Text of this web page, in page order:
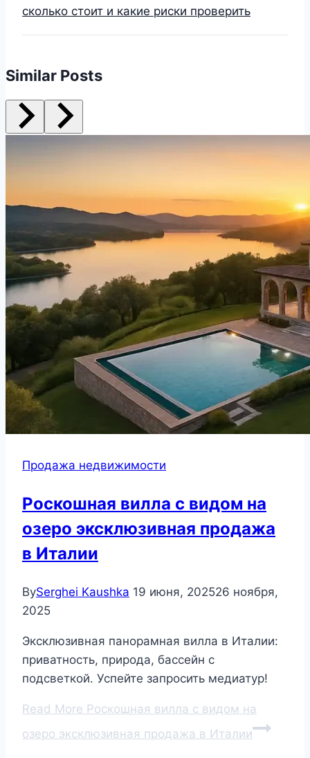
сколько стоит и какие риски проверить
Similar Posts
Продажа недвижимости
Роскошная вилла с видом на
озеро эксклюзивная продажа
в Италии
BySerghei Kaushka 19 июня, 202526 ноября,
2025
Эксклюзивная панорамная вилла в Италии:
приватность, природа, бассейн с
подсветкой. Успейте запросить медиатур!
Read More Роскошная вилла с видом на
озеро эксклюзивная продажа в Италии